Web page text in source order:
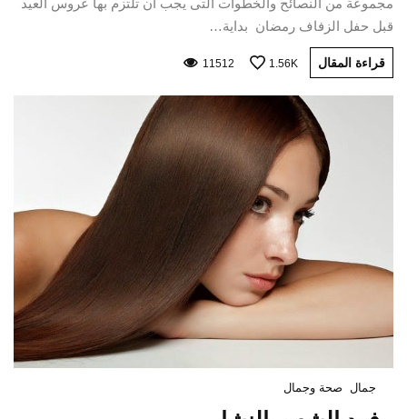
قبل حفل الزفاف رمضان بداية…
قراءة المقال 1.56K
11512
جمال صحة وجمال